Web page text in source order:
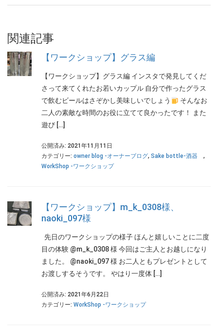
関連記事
【ワークショップ】グラス編
【ワークショップ】グラス編 インスタで発見してくだ
さって来てくれたお若いカップル 自分で作ったグラス
で飲むビールはさぞかし美味しいでしょう
そんなお
二人の素敵な時間のお役に立てて良かったです！ また
遊び […]
公開済み: 2021年11月11日
カテゴリー: owner blog -オーナーブログ, Sake bottle-酒器 ,
WorkShop -ワークショップ
【ワークショップ】m_k_0308様、
naoki_097様
先日のワークショップの様子 ほんと嬉しいことに二度
目の体験 @m_k_0308 様 今回はご主人とお越しになり
ました。 @naoki_097 様 お二人ともプレゼントとして
お渡しするそうです。 やはり一度体 […]
公開済み: 2021年6月22日
カテゴリー: WorkShop -ワークショップ